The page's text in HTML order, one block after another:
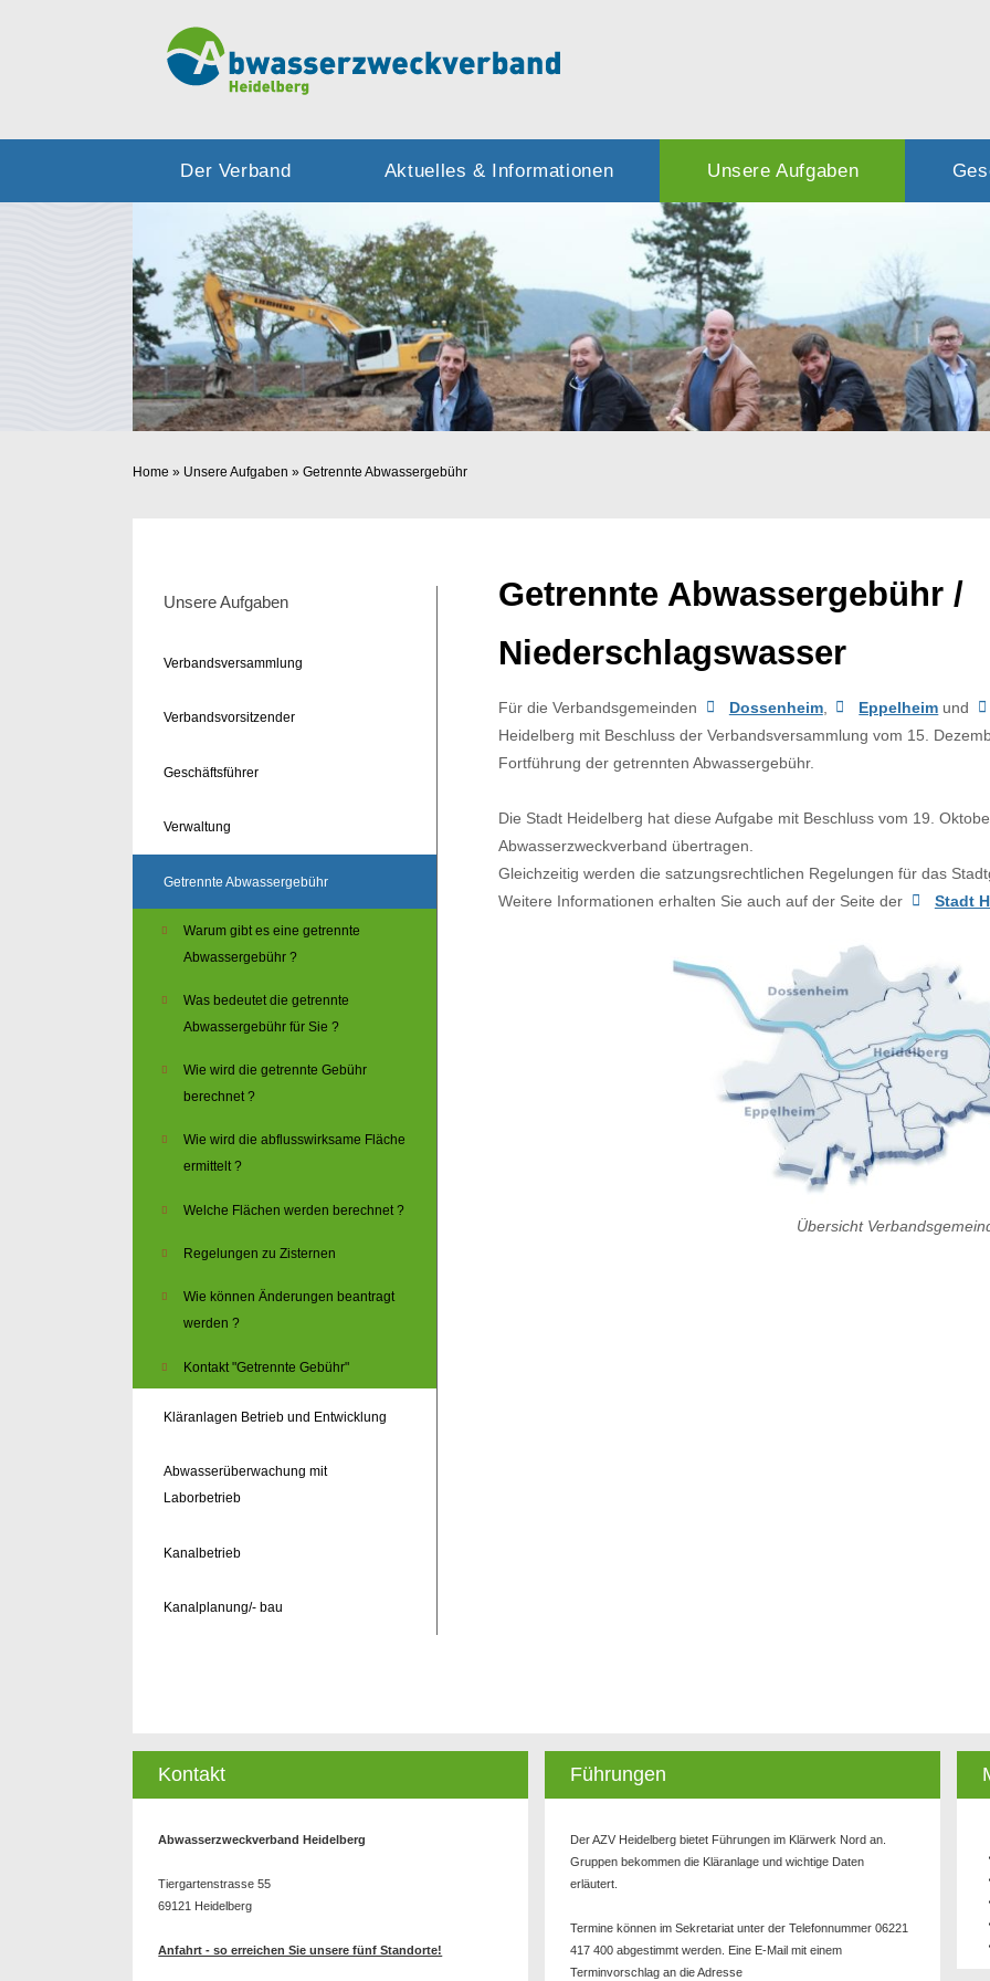
Der Verband Aktuelles & Informationen Unsere Aufgaben
Home » Unsere Aufgaben »Getrennte Abwassergebühr
Unsere Aufgaben
Verbandsversammlung
Verbandsvorsitzender
Geschäftsführer
Verwaltung
Getrennte Abwassergebühr
Warum gibt es eine getrennte
Abwassergebühr ?
Was bedeutet die getrennte
Abwassergebühr für Sie ?
Wie wird die getrennte Gebühr
berechnet ?
Wie wird die abflusswirksame Fläche
ermittelt ?
Welche Flächen werden berechnet ?
Regelungen zu Zisternen
Wie können Änderungen beantragt
werden ?
Kontakt "Getrennte Gebühr"
Kläranlagen Betrieb und Entwicklung
Abwasserüberwachung mit
Laborbetrieb
Kanalbetrieb
Kanalplanung/- bau
Getrennte Abwassergebühr /
Niederschlagswasser
Für die Verbandsgemeinden Dossenheim, Eppelheim und
Heidelberg mit Beschluss der Verbandsversammlung vom 15.
Fortführung der getrennten Abwassergebühr.
Die Stadt Heidelberg hat diese Aufgabe mit Beschluss vom 19.
Abwasserzweckverband übertragen.
Gleichzeitig werden die satzungsrechtlichen Regelungen für das
Weitere Informationen erhalten Sie auch auf der Seite der
Stadt
Übersicht
Kontakt
Abwasserzweckverband Heidelberg
Tiergartenstrasse 55
69121 Heidelberg
Anfahrt - so erreichen Sie unsere fünf Standorte!
Führungen
Der AZV Heidelberg bietet Führungen im Klärwerk Nord an.
Gruppen bekommen die Kläranlage und wichtige Daten
erläutert.
Termine können im Sekretariat unter der Telefonnummer 06221
417 400 abgestimmt werden. Eine E-Mail mit einem
Terminvorschlag an die Adresse